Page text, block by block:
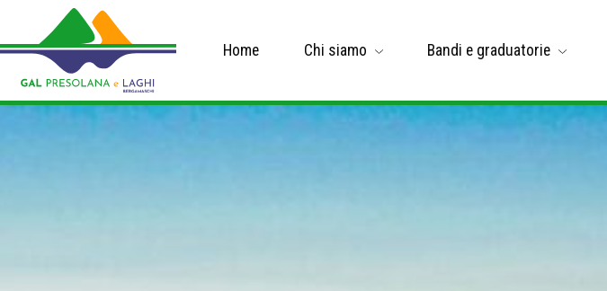
Home Chi siamo Bandi e graduatorie